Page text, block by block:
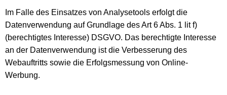
Im Falle des Einsatzes von Analysetools erfolgt die
Datenverwendung auf Grundlage des Art 6 Abs. 1 lit f)
(berechtigtes Interesse) DSGVO. Das berechtigte Interesse
an der Datenverwendung ist die Verbesserung des
Webauftritts sowie die Erfolgsmessung von Online-
Werbung.